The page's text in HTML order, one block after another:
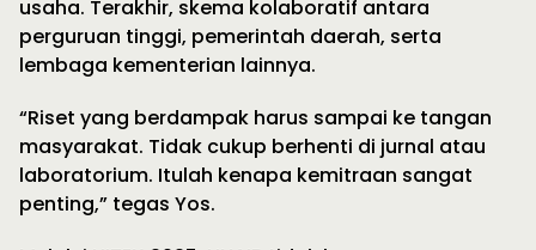
usaha. Terakhir, skema kolaboratif antara
perguruan tinggi, pemerintah daerah, serta
lembaga kementerian lainnya.
“Riset yang berdampak harus sampai ke tangan
masyarakat. Tidak cukup berhenti di jurnal atau
laboratorium. Itulah kenapa kemitraan sangat
penting,” tegas Yos.